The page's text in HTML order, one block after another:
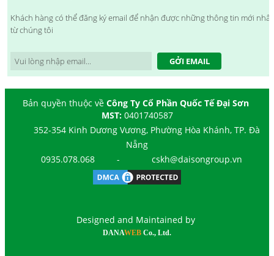
Khách hàng có thể đăng ký email để nhận được những thông tin mới nhất
từ chúng tôi
GỞI EMAIL
Bản quyền thuộc về Công Ty Cổ Phần Quốc Tế Đại Sơn
MST: 0401740587
352-354 Kinh Dương Vương, Phường Hòa Khánh, TP. Đà
Nẵng
0935.078.068
- cskh@daisongroup.vn
Designed and Maintained by
DANAWEB Co., Ltd.